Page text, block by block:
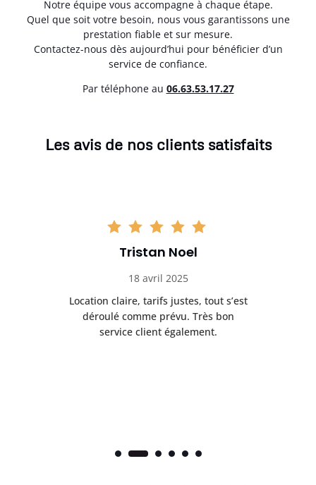
Notre équipe vous accompagne à chaque étape.
Quel que soit votre besoin, nous vous garantissons une
prestation fiable et sur mesure.
Contactez-nous dès aujourd’hui pour bénéficier d’un
service de confiance.
Par téléphone au 06.63.53.17.27
Les avis de nos clients satisfaits
Tristan Noel
18 avril 2025
Location claire, tarifs justes, tout s’est
déroulé comme prévu. Très bon
service client également.